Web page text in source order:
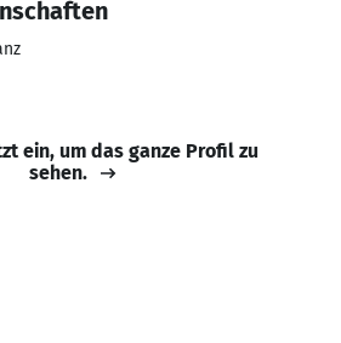
ein, um das ganze Profil zu
sehen.